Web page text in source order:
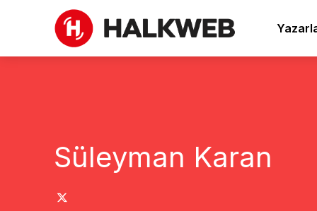
Süleyman Karan